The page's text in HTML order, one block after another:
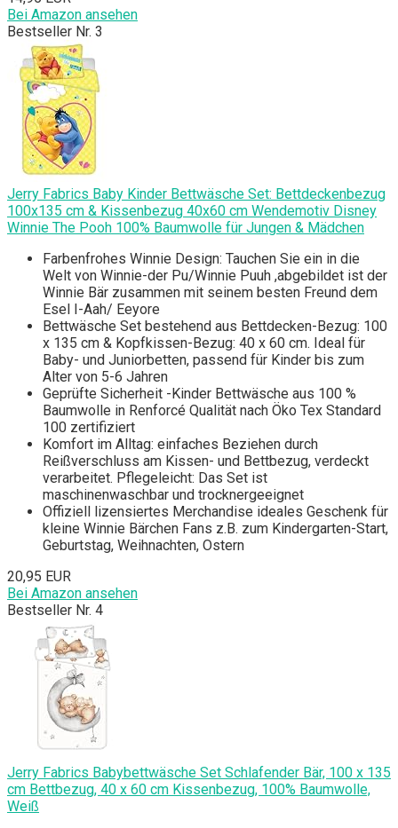
Bei Amazon ansehen
Bestseller Nr. 3
Jerry Fabrics Baby Kinder Bettwäsche Set: Bettdeckenbezug
100x135 cm & Kissenbezug 40x60 cm Wendemotiv Disney
Winnie The Pooh 100% Baumwolle für Jungen & Mädchen
Farbenfrohes Winnie Design: Tauchen Sie ein in die
Welt von Winnie-der Pu/Winnie Puuh ,abgebildet ist der
Winnie Bär zusammen mit seinem besten Freund dem
Esel I-Aah/ Eeyore
Bettwäsche Set bestehend aus Bettdecken-Bezug: 100
x 135 cm & Kopfkissen-Bezug: 40 x 60 cm. Ideal für
Baby- und Juniorbetten, passend für Kinder bis zum
Alter von 5-6 Jahren
Geprüfte Sicherheit -Kinder Bettwäsche aus 100 %
Baumwolle in Renforcé Qualität nach Öko Tex Standard
100 zertifiziert
Komfort im Alltag: einfaches Beziehen durch
Reißverschluss am Kissen- und Bettbezug, verdeckt
verarbeitet. Pflegeleicht: Das Set ist
maschinenwaschbar und trocknergeeignet
Offiziell lizensiertes Merchandise ideales Geschenk für
kleine Winnie Bärchen Fans z.B. zum Kindergarten-Start,
Geburtstag, Weihnachten, Ostern
20,95 EUR
Bei Amazon ansehen
Bestseller Nr. 4
Jerry Fabrics Babybettwäsche Set Schlafender Bär, 100 x 135
cm Bettbezug, 40 x 60 cm Kissenbezug, 100% Baumwolle,
Weiß